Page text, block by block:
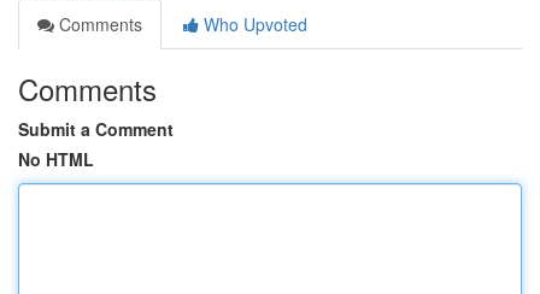
Comments
Who Upvoted
Comments
Submit a Comment
No HTML